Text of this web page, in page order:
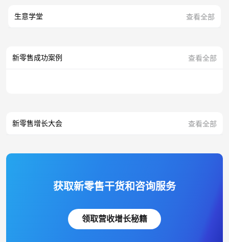
生意学堂 查看全部
新零售成功案例 查看全部
新零售增长大会 查看全部
获取新零售干货和咨询服务
领取营收增长秘籍